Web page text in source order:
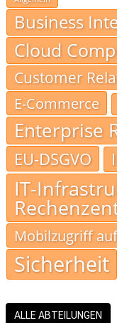
Business
Cloud
Customer
E-Commerce
Enterprise
EU-DSGVO
IT-
Mobilzugriff
Sicherheit
ALLE ABTEILUNGEN